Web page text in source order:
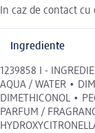
In caz de contact
Ingrediente
1239858 I -
AQUA / WATER •
DIMETHICONOL •
PARFUM /